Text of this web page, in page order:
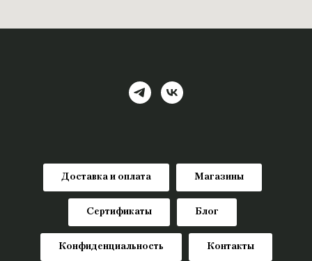
Доставка и оплата Магазины
Сертификаты Блог
Конфиденциальность Контакты